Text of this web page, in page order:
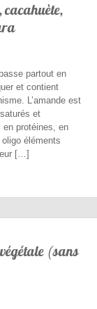
cacahuète,
partout en
et contient
L’amande est
et
en protéines, en
éléments
[…]
(sans